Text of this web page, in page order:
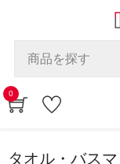
0
タオル・バスマ